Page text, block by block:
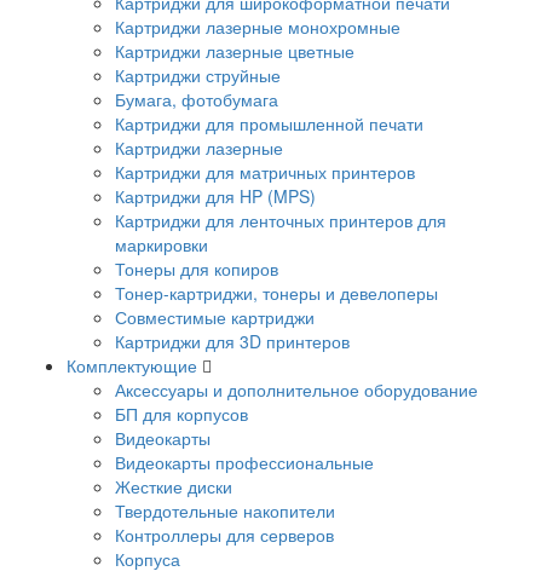
Картриджи лазерные монохромные
Картриджи лазерные цветные
Картриджи струйные
Бумага, фотобумага
Картриджи для промышленной печати
Картриджи лазерные
Картриджи для матричных принтеров
Картриджи для HP (MPS)
Картриджи для ленточных принтеров для
маркировки
Тонеры для копиров
Тонер-картриджи, тонеры и девелоперы
Совместимые картриджи
Картриджи для 3D принтеров
Комплектующие
Аксессуары и дополнительное оборудование
БП для корпусов
Видеокарты
Видеокарты профессиональные
Жесткие диски
Твердотельные накопители
Контроллеры для серверов
Корпуса